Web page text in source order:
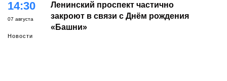
14:30
07 августа
Новости
Ленинский проспект частично
закроют в связи с Днём рождения
«Башни»